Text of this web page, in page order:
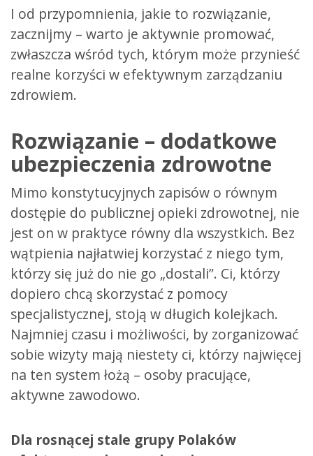
I od przypomnienia, jakie to rozwiązanie,
zacznijmy – warto je aktywnie promować,
zwłaszcza wśród tych, którym może przynieść
realne korzyści w efektywnym zarządzaniu
zdrowiem.
Rozwiązanie – dodatkowe
ubezpieczenia zdrowotne
Mimo konstytucyjnych zapisów o równym
dostępie do publicznej opieki zdrowotnej, nie
jest on w praktyce równy dla wszystkich. Bez
wątpienia najłatwiej korzystać z niego tym,
którzy się już do nie go „dostali”. Ci, którzy
dopiero chcą skorzystać z pomocy
specjalistycznej, stoją w długich kolejkach.
Najmniej czasu i możliwości, by zorganizować
sobie wizyty mają niestety ci, którzy najwięcej
na ten system łożą – osoby pracujące,
aktywne zawodowo.
Dla rosnącej stale grupy Polaków